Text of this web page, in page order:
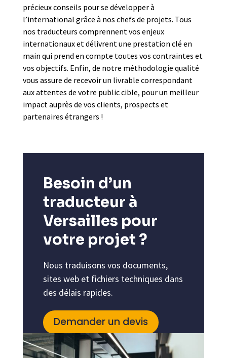
précieux conseils pour se développer à
l’international grâce à nos chefs de projets. Tous
nos traducteurs comprennent vos enjeux
internationaux et délivrent une prestation clé en
main qui prend en compte toutes vos contraintes et
vos objectifs. Enfin, de notre méthodologie qualité
vous assure de recevoir un livrable correspondant
aux attentes de votre public cible, pour un meilleur
impact auprès de vos clients, prospects et
partenaires étrangers !
Besoin d’un
traducteur à
Versailles pour
votre projet ?
Nous traduisons vos documents,
sites web et fichiers techniques dans
des délais rapides.
Demander un devis